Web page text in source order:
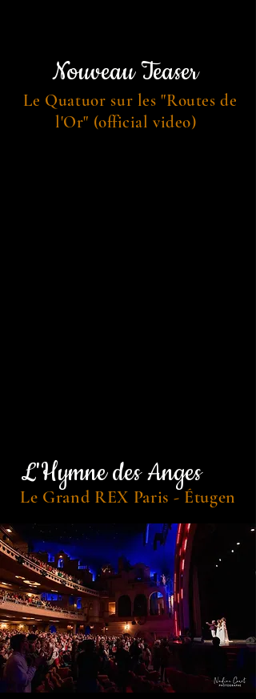
Nouveau Teaser
Le Quatuor sur les "Routes de
l'Or" (official video)
Le Grand REX Paris - Étugen
L'Hymne des Anges